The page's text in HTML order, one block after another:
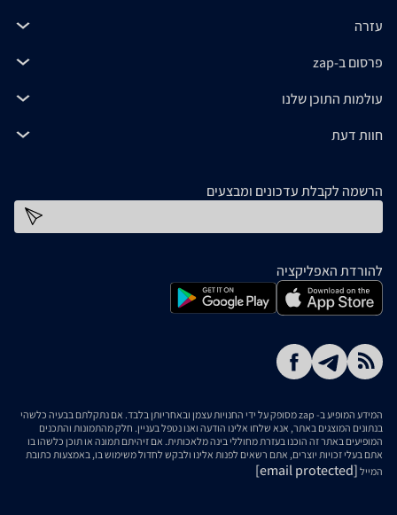
עזרה
פרסום ב-zap
עולמות התוכן שלנו
חוות דעת
הרשמה לקבלת עדכונים ומבצעים
להורדת האפליקציה
המידע המופיע ב- zap מסופק על ידי החנויות עצמן ובאחריותן בלבד. אם נתקלתם בבעיה כלשהי
בנתונים המוצגים באתר, אנא שלחו אלינו הודעה ואנו נטפל בעניין. חלק מהתמונות והתכנים
המופיעים באתר זה הוכנו בעזרת מחוללי בינה מלאכותית. אם זיהיתם תמונה או תוכן כלשהו בו
אתם בעלי זכויות יוצרים, אתם רשאים לפנות אלינו ולבקש לחדול משימוש בו, באמצעות כתובת
המייל [email protected]